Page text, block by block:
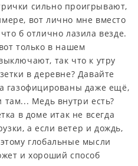
сильно проигрывают,
вот лично мне вместо
б отлично лазила везде.
только в нашем
так что к утру
в деревне? Давайте
газофицированы даже ещё,
Медь внутри есть?
в доме итак не всегда
а если ветер и дождь,
глобальные мысли
и хороший способ